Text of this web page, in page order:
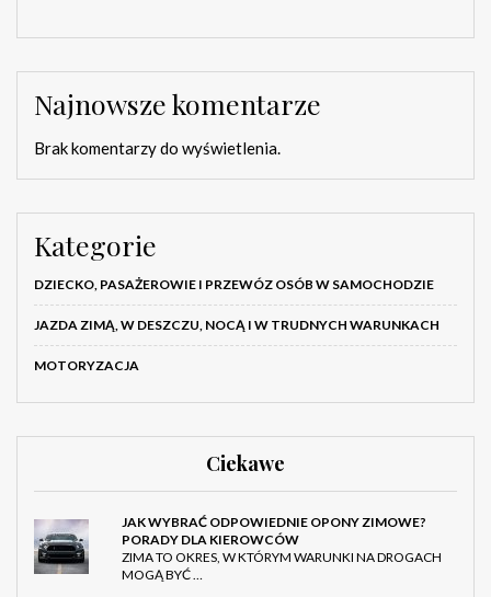
Najnowsze komentarze
Brak komentarzy do wyświetlenia.
Kategorie
DZIECKO, PASAŻEROWIE I PRZEWÓZ OSÓB W SAMOCHODZIE
JAZDA ZIMĄ, W DESZCZU, NOCĄ I W TRUDNYCH WARUNKACH
MOTORYZACJA
Ciekawe
JAK WYBRAĆ ODPOWIEDNIE OPONY ZIMOWE?
PORADY DLA KIEROWCÓW
ZIMA TO OKRES, W KTÓRYM WARUNKI NA DROGACH
MOGĄ BYĆ …